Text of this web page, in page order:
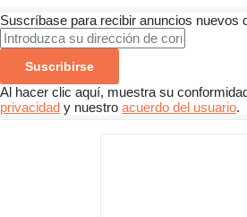
Suscríbase para recibir anuncios nuevos
Suscribirse
Al hacer clic aquí, muestra su
privacidad y nuestro acuerdo del usuario.